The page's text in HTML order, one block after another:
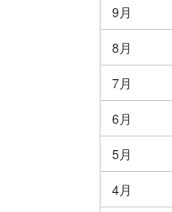
9月
8月
7月
6月
5月
4月